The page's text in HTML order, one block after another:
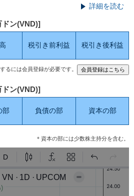
詳細を読む
ドン(VND)]
税引き前利益 税引き後利益
るには会員登録が必要です。
ドン(VND)]
部 負債の部 資本の部
＊資本の部には少数株主持分を含む。